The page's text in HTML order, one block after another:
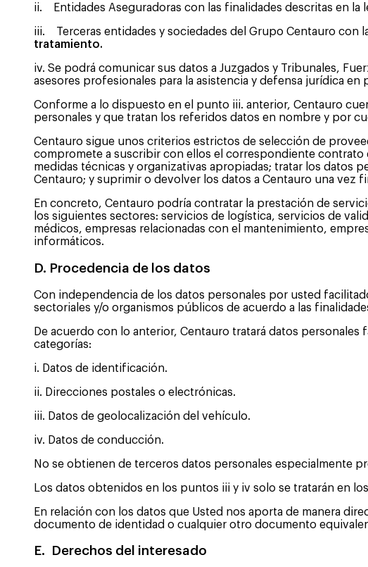
ii. Entidades Aseguradoras con las finalidades descritas en la
iii. Terceras entidades y sociedades del Grupo Centauro con
tratamiento.
iv. Se podrá comunicar sus datos a Juzgados y Tribunales,
asesores profesionales para la asistencia y defensa jurídica
Conforme a lo dispuesto en el punto iii. anterior, Centauro
personales y que tratan los referidos datos en nombre y por
Centauro sigue unos criterios estrictos de selección de
compromete a suscribir con ellos el correspondiente
medidas técnicas y organizativas apropiadas; tratar los datos
Centauro; y suprimir o devolver los datos a Centauro una vez
En concreto, Centauro podría contratar la prestación de
los siguientes sectores: servicios de logística, servicios de
médicos, empresas relacionadas con el mantenimiento,
informáticos.
D. Procedencia de los datos
Con independencia de los datos personales por usted
sectoriales y/o organismos públicos de acuerdo a las
De acuerdo con lo anterior, Centauro tratará datos
categorías:
i. Datos de identificación.
ii. Direcciones postales o electrónicas.
iii. Datos de geolocalización del vehículo.
iv. Datos de conducción.
No se obtienen de terceros datos personales especialmente
Los datos obtenidos en los puntos iii y iv solo se tratarán en
En relación con los datos que Usted nos aporta de manera
documento de identidad o cualquier otro documento
E. Derechos del interesado